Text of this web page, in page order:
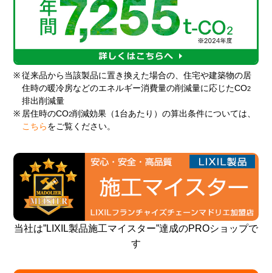
※ 従来品から当該製品に置き換えた場合の、住宅や建築物の居
住時の暖冷房などのエネルギー消費量の削減量に応じたCO2
排出削減量
※ 居住時のCO2削減効果（1台あたり）の算出条件については、
こちら をご覧ください。
当社は”LIXIL製品施工マイスター”達成のPROショップで
す